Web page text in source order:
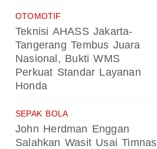
OTOMOTIF
Teknisi AHASS Jakarta-
Tangerang Tembus Juara
Nasional, Bukti WMS
Perkuat Standar Layanan
Honda
SEPAK BOLA
John Herdman Enggan
Salahkan Wasit Usai Timnas